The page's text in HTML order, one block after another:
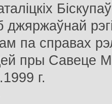
джяржаўнай
па справах
пры Савеце
г.